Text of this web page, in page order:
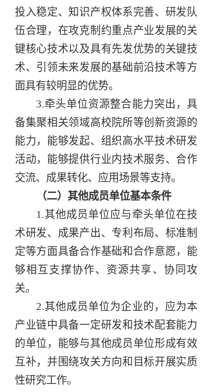
投入稳定、知识产权体系完善、 研发队
伍合理 ，在攻克制约重点产业发展的关
键核心技术以及具有先发优势的关键技
术、引领未来发展的基础前沿技术等方
面具有较明显的优势。
3.牵头单位资源整合能力突出，具
备集聚相关领域高校院所等创新资源的
能力，能够发起、组织高水平技术研发
活动，能够提供行业内技术服务、合作
交流、成果转化、应用场景等支持。
（二）其他成员单位基本条件
1.其他成员单位应与牵头单位在技
术研发、成果产出、专利布局、标准制
定等方面具备合作基础和合作意愿，能
够相互支撑协作、资源共享、协同攻
关。
2.其他成员单位为企业的，应为本
产业链中具备一定研发和技术配套能力
的单位，能够与其他成员单位形成有效
互补，并围绕攻关方向和目标开展实质
性研究工作。